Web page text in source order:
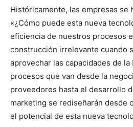
Históricamente, las empresas se
«¿Cómo puede esta nueva
eficiencia de nuestros procesos
construcción irrelevante cuando
aprovechar las capacidades de la
procesos que van desde la
proveedores hasta el desarrollo
marketing se rediseñarán desde
el potencial de esta nueva